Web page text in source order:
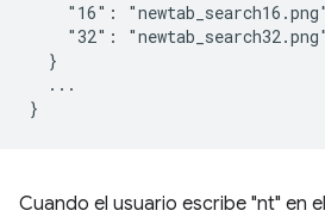
"16":
    "32": "newtab_search32.png"
  }
  ...
Cuando el usuario escribe "nt" en